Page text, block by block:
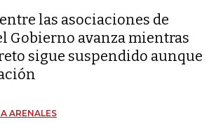
las asociaciones de
Gobierno avanza mientras
sigue suspendido aunque
ARENALES